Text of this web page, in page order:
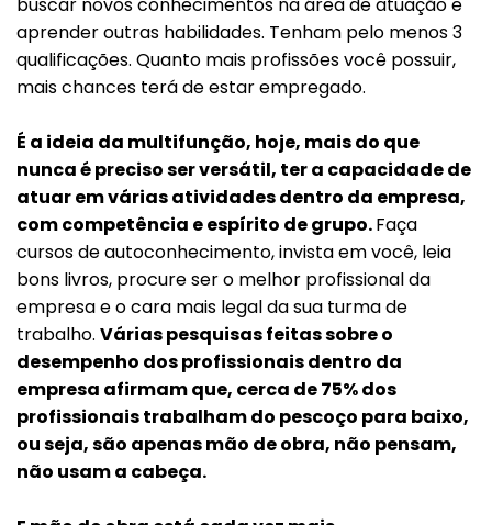
Voltar
aprender outras habilidades. Tenham pelo menos 3
qualificações. Quanto mais profissões você possuir,
mais chances terá de estar empregado.
É a ideia da multifunção, hoje, mais do que
nunca é preciso ser versátil, ter a capacidade de
atuar em várias atividades dentro da empresa,
com competência e espírito de grupo.Faça
cursos de autoconhecimento, invista em você, leia
bons livros, procure ser o melhor profissional da
empresa e o cara mais legal da sua turma de
trabalho. Várias pesquisas feitas sobre o
desempenho dos profissionais dentro da
empresa afirmam que, cerca de 75% dos
profissionais trabalham do pescoço para baixo,
ou seja, são apenas mão de obra, não pensam,
não usam a cabeça.